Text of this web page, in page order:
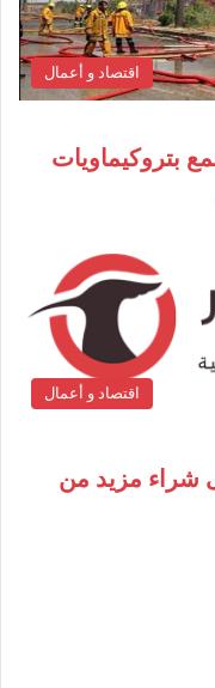
اقتصاد و أعمال
بتروكيماويات
اقتصاد و أعمال
شراء مزيد من